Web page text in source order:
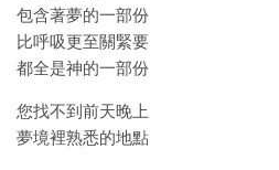
包含著夢的一部份
比呼吸更至關緊要
都全是神的一部份
您找不到前天晚上
夢境裡熟悉的地點